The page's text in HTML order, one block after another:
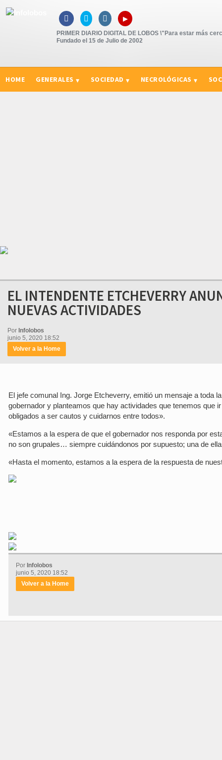
   ▸
PRIMER DIARIO DIGITAL DE LOBOS \"Para estar más
Fundado el 15 de Julio de 2002
HOME GENERALES SOCIEDAD NECROLÓGICAS
EL INTENDENTE ETCHEVERRY
NUEVAS ACTIVIDADES
Por Infolobos
junio 5, 2020 18:52
Volver a la Home
El jefe comunal Ing. Jorge Etcheverry, emitió un mensaje a toda
gobernador y planteamos que hay actividades que tenemos que
obligados a ser cautos y cuidarnos entre todos».
«Estamos a la espera de que el gobernador nos responda por
no son grupales… siempre cuidándonos por supuesto; una de
«Hasta el momento, estamos a la espera de la respuesta de
Por Infolobos
junio 5, 2020 18:52
Volver a la Home